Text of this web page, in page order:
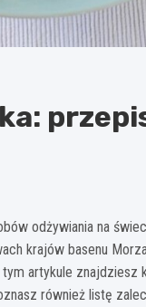
odżywiania na
krajów basenu
artykule znajdziesz
również listę